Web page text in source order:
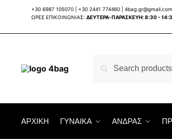
navigation
content
+30 6987 105070 +30 2441 774460| 4bag.gr@gmail.com
ΩΡΕΣ ΕΠΙΚΟΙΝΩΝΙΑΣ: ΔΕΥΤΕΡΑ-ΠΑΡΑΣΚΕΥΗ: 8:30 -
for:
ΑΡΧΙΚΗ ΓΥΝΑΙΚΑ ΑΝΔΡΑΣ